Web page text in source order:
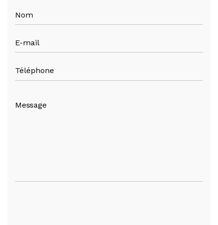
Nom
E-mail
Téléphone
Message